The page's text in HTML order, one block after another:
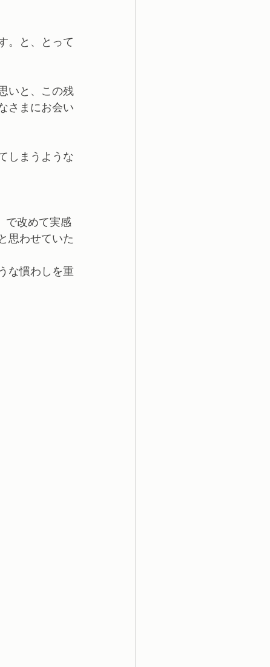
。と、とって
いと、この残
さまにお会い
しまうような
で改めて実感
思わせていた
な慣わしを重